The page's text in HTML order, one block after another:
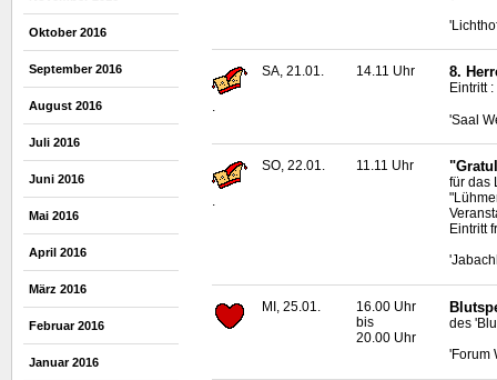
Oktober 2016
September 2016
August 2016
Juli 2016
Juni 2016
Mai 2016
April 2016
März 2016
Februar 2016
Januar 2016
.
SA, 21.01. 14.11 Uhr 8.
Eintritt
'Saal
.
SO, 22.01. 11.11 Uhr
für das
Eintritt
MI, 25.01.
16.00 Uhr
bis
20.00 Uhr
des
'Forum